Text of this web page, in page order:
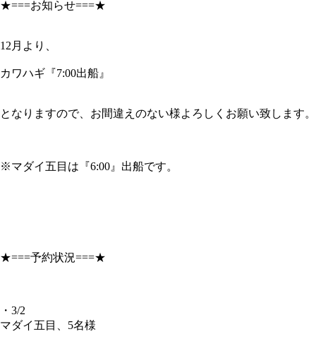
★===お知らせ===★
12月より、
カワハギ『7:00出船』
となりますので、お間違えのない様よろしくお願い致します。
※マダイ五目は『6:00』出船です。
★===予約状況===★
・3/2
マダイ五目、5名様